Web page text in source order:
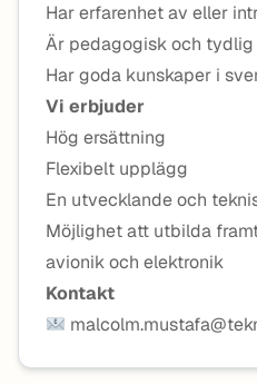
Har erfarenhet av eller
Är pedagogisk och
Har goda kunskaper i
Vi erbjuder
Hög ersättning
Flexibelt upplägg
En utvecklande och
Möjlighet att utbilda
avionik och elektronik
Kontakt